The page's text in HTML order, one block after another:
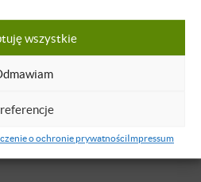
wszystkie
o ochronie prywatnościImpressum
dostępu
się